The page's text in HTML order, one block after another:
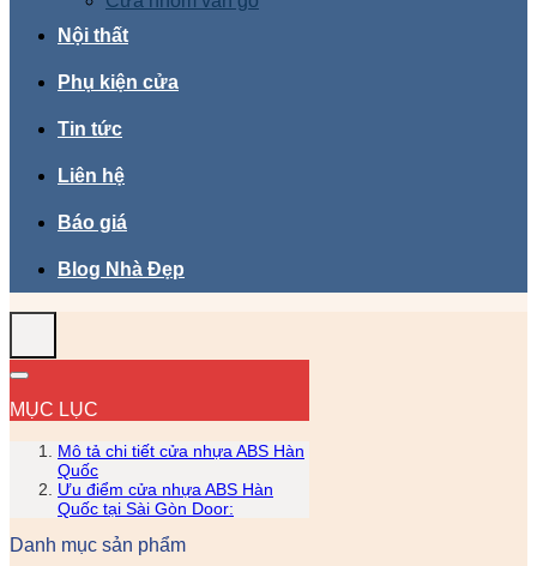
Nội thất
Phụ kiện cửa
Tin tức
Liên hệ
Báo giá
Blog Nhà Đẹp
MỤC LỤC
Mô tả chi tiết cửa nhựa ABS Hàn
Quốc
Ưu điểm cửa nhựa ABS Hàn
Quốc tại Sài Gòn Door:
Danh mục sản phẩm